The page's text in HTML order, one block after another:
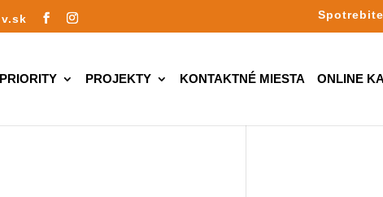
PRIORITY PROJEKTY KONTAKTNÉ MIESTA ONLINE